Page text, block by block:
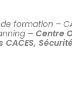
formation –
– Centre
CACES,